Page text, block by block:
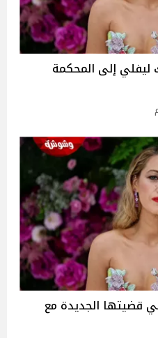
إلى المحكمة
قضيتها الجديدة مع